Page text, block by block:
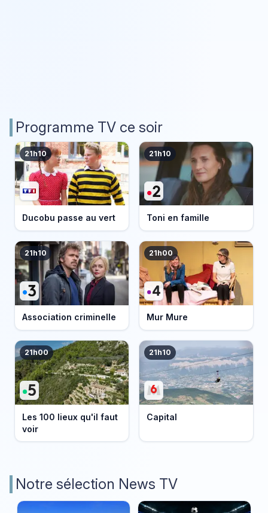
Programme TV ce soir
21h10
Ducobu passe au vert
21h10
Toni en famille
21h10
Association criminelle
21h00
Mur Mure
21h00
Les 100 lieux qu'il faut
voir
21h10
Capital
Notre sélection News TV